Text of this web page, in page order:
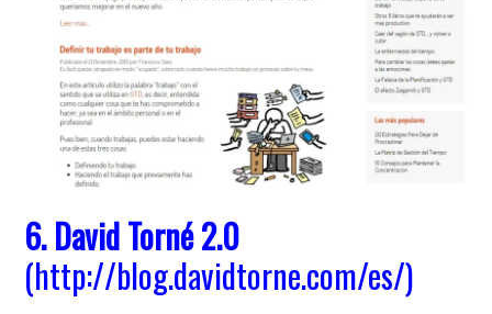
6.David Torné 2.0
(http://blog.davidtorne.com/es/)